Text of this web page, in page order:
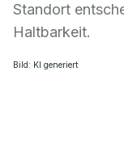
Standort
Haltbarkeit.
Bild: KI generiert